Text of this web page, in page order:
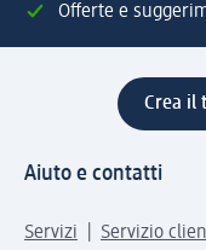
Offerte e
Crea il
Aiuto e contatti
Servizi Servizio